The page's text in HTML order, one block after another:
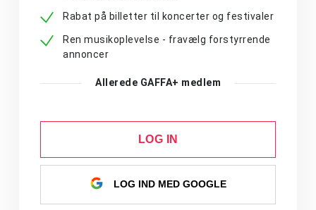
Rabat på billetter til koncerter og festivaler
Ren musikoplevelse - fravælg forstyrrende
annoncer
Allerede GAFFA+ medlem
LOG IN
LOG IND MED GOOGLE